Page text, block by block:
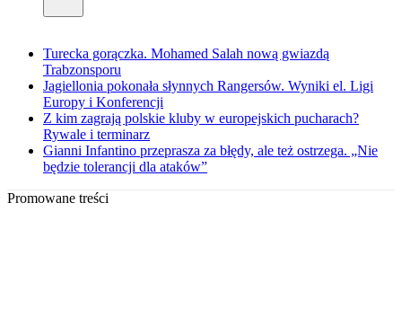
Turecka gorączka. Mohamed Salah nową gwiazdą
Trabzonsporu
Jagiellonia pokonała słynnych Rangersów. Wyniki el. Ligi
Europy i Konferencji
Z kim zagrają polskie kluby w europejskich pucharach?
Rywale i terminarz
Gianni Infantino przeprasza za błędy, ale też ostrzega. „Nie
będzie tolerancji dla ataków”
Promowane treści